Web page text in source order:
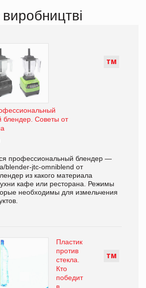
виробництві
ТМ
блендер. Советы от
профессиональный блендер —
blender-jtc-omniblend от
из какого материала
кафе или ресторана. Режимы
необходимы для измельчения
ТМ
Пластик
против
стекла.
Кто
победит